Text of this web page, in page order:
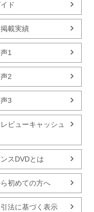
ド
載実績
1
2
3
ビューキャッシュ
スDVDとは
初めての方へ
法に基づく表示